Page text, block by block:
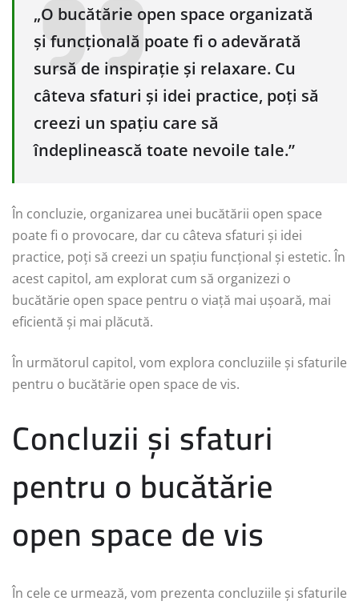
„O bucătărie open space organizată
și funcțională poate fi o adevărată
sursă de inspirație și relaxare. Cu
câteva sfaturi și idei practice, poți să
creezi un spațiu care să
îndeplinească toate nevoile tale.”
În concluzie, organizarea unei bucătării open space
poate fi o provocare, dar cu câteva sfaturi și idei
practice, poți să creezi un spațiu funcțional și estetic. În
acest capitol, am explorat cum să organizezi o
bucătărie open space pentru o viață mai ușoară, mai
eficientă și mai plăcută.
În următorul capitol, vom explora concluziile și sfaturile
pentru o bucătărie open space de vis.
Concluzii și sfaturi
pentru o bucătărie
open space de vis
În cele ce urmează, vom prezenta concluziile și sfaturile